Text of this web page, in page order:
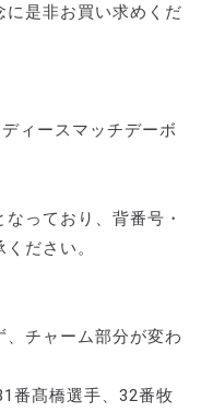
に是非お買い求めくだ
ィースマッチデーボ
っており、背番号・
ださい。
チャーム部分が変わ
番髙橋選手、32番牧